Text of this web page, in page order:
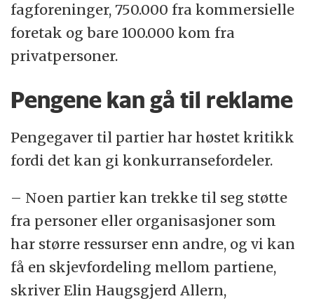
fagforeninger, 750.000 fra kommersielle
foretak og bare 100.000 kom fra
privatpersoner.
Pengene kan gå til reklame
Pengegaver til partier har høstet kritikk
fordi det kan gi konkurransefordeler.
– Noen partier kan trekke til seg støtte
fra personer eller organisasjoner som
har større ressurser enn andre, og vi kan
få en skjevfordeling mellom partiene,
skriver Elin Haugsgjerd Allern,